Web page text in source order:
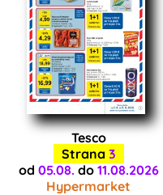
Tesco
Strana 3
od 05.08. do 11.08.2026
Hypermarket